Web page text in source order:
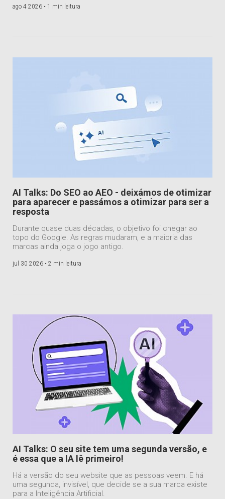
ago 4 2026 • 1 min leitura
AI Talks: Do SEO ao AEO - deixámos de otimizar
para aparecer e passámos a otimizar para ser a
resposta
Durante quase duas décadas, o objetivo foi chegar ao
topo do Google. As regras mudaram, e a maioria das
marcas ainda joga o jogo antigo.
jul 30 2026 • 2 min leitura
AI Talks: O seu site tem uma segunda versão, e
é essa que a IA lê primeiro!
Há a versão do seu website que as pessoas veem. E há
uma segunda, invisível, que decide se a sua marca existe
para a Inteligência Artificial.